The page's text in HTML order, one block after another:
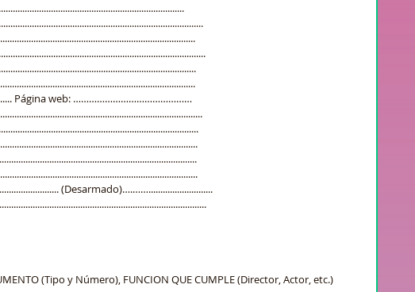
Página web: ………………………………………
(Desarmado)….……...........................
(Tipo y Número), FUNCION QUE CUMPLE (Director, Actor, etc.)